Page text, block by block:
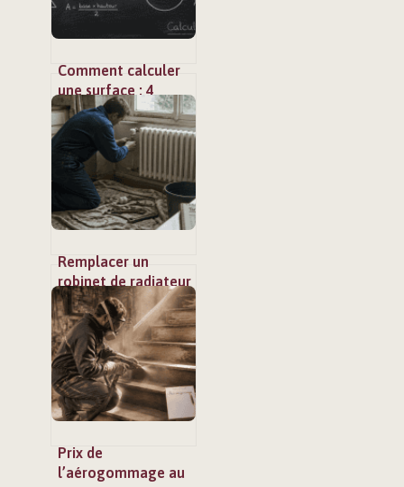
Comment calculer
une surface : 4
formules
géométriques et la
méthode pour les
pièces complexes
Remplacer un
robinet de radiateur
: quel budget
prévoir en 2024 ?
Prix de
l’aérogommage au